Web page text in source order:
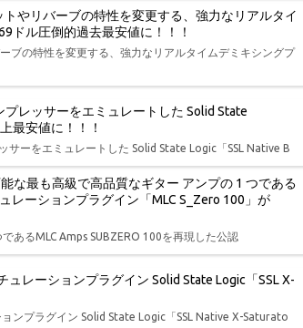
やリバーブの特性を変更する、強力なリアルタイ
ドル圧倒的過去最安値に！！！
ブの特性を変更する、強力なリアルタイムデミキシングプ
プレッサーをエミュレートした Solid State
最安値に！！！
サーをエミュレートした Solid State Logic「SSL Native B
な最も高級で高品質なギター アンプの 1 つである
レーションプラグイン「MLC S_Zero 100」が
あるMLC Amps SUBZERO 100を再現した公認
レーションプラグイン Solid State Logic「SSL X-
ンプラグイン Solid State Logic「SSL Native X-Saturato